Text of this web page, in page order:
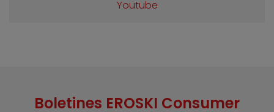
Youtube
Boletines EROSKI Consumer